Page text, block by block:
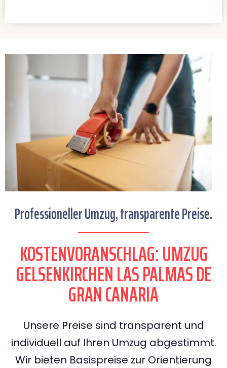
Professioneller Umzug, transparente Preise.
KOSTENVORANSCHLAG: UMZUG
GELSENKIRCHEN LAS PALMAS DE
GRAN CANARIA
Unsere Preise sind transparent und
individuell auf Ihren Umzug abgestimmt.
Wir bieten Basispreise zur Orientierung